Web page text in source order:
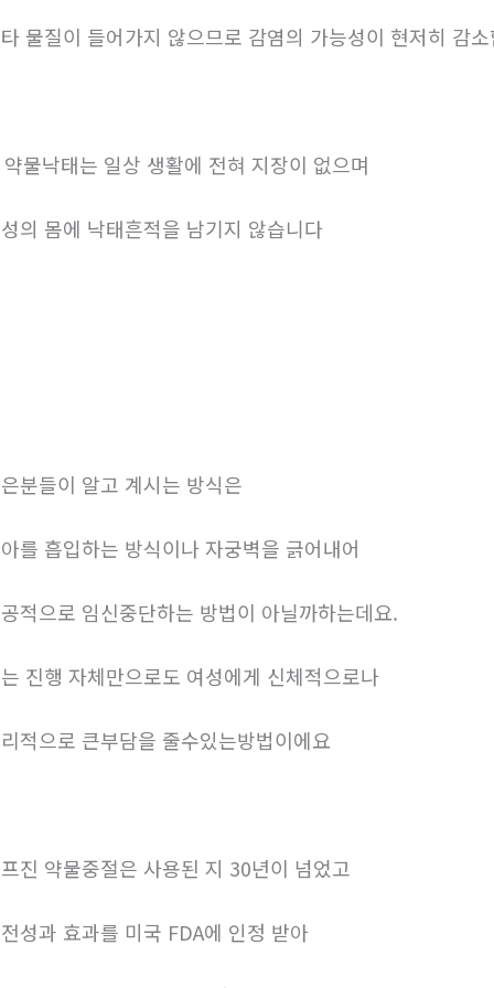
물질이 들어가지 않으므로 감염의 가능성이 현저히 감
물낙태는 일상 생활에 전혀 지장이 없으며
의 몸에 낙태흔적을 남기지 않습니다
분들이 알고 계시는 방식은
를 흡입하는 방식이나 자궁벽을 긁어내어
적으로 임신중단하는 방법이 아닐까하는데요.
진행 자체만으로도 여성에게 신체적으로나
적으로 큰부담을 줄수있는방법이에요
진 약물중절은 사용된 지 30년이 넘었고
성과 효과를 미국 FDA에 인정 받아